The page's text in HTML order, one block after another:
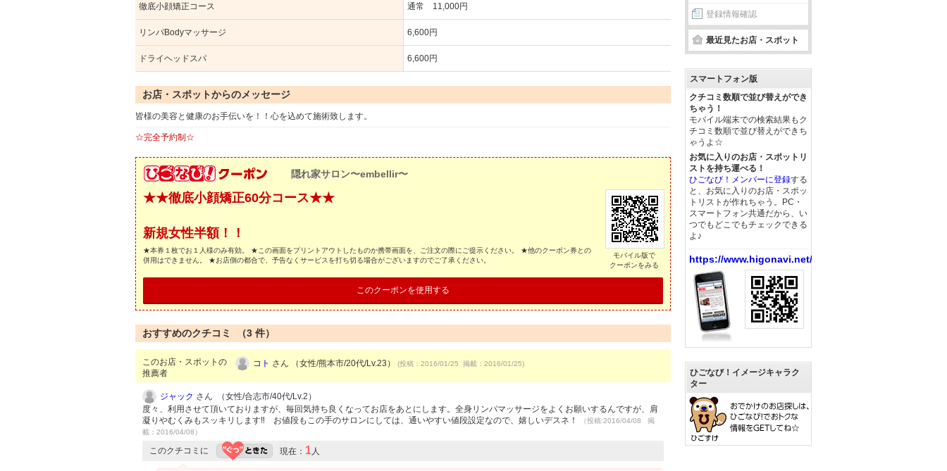
徹底小顔矯正コース 通常 11,000円
リンパBodyマッサージ 6,600円
ドライヘッドスパ 6,600円
お店・スポットからのメッセージ
皆様の美容と健康のお手伝いを！！心を込めて施術致します。
☆完全予約制☆
隠れ家サロン〜embellir〜
★★徹底小顔矯正60分コース★★
新規女性半額！！
★本券１枚でお１人様のみ有効。 ★この画面をプリントアウトしたものか携帯画面を、ご注文の際にご提示ください。 ★他のクーポン券との
併用はできません。 ★お店側の都合で、予告なくサービスを打ち切る場合がございますのでご了承ください。
モバイル版で
クーポンをみる
このクーポンを使用する
おすすめのクチコミ （3 件）
このお店・スポットの
推薦者
コト さん （女性/熊本市/20代/Lv.23） (投稿：2016/01/25 掲載：2016/01/25)
ジャック さん （女性/合志市/40代/Lv.2）
度々、利用させて頂いておりますが、毎回気持ち良くなってお店をあとにします。全身リンパマッサージをよくお願いするんですが、肩
凝りやむくみもスッキリします‼ お値段もこの手のサロンにしては、通いやすい値段設定なので、嬉しいデスネ！
（投稿:2016/04/08 掲
載：2016/04/08）
このクチコミに 現在： 1人
登録情報確認
最近見たお店・スポット
スマートフォン版
クチコミ数順で並び替えができ
ちゃう！
モバイル端末での検索結果もク
チコミ数順で並び替えができち
ゃうよ☆
お気に入りのお店・スポットリ
ストを持ち運べる！
ひごなび！メンバーに登録する
と、お気に入りのお店・スポッ
トリストが作れちゃう。PC・
スマートフォン共通だから、い
つでもどこでもチェックできる
よ♪
https://www.higonavi.net/
ひごなび！イメージキャラク
ター